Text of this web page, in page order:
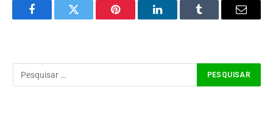
FacebookTwitter Pinterest LinkedInTumblr Email